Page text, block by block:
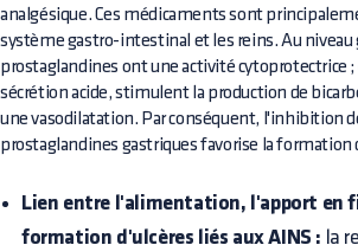
analgésique. Ces médicaments sont
système gastro-intestinal et les reins. Au
prostaglandines ont une activité cytoprotectrice
sécrétion acide, stimulent la production de
une vasodilatation. Par conséquent, l'inhibition
prostaglandines gastriques favorise la formation
Lien entre l'alimentation, l'apport en
formation d'ulcères liés aux AINS : la